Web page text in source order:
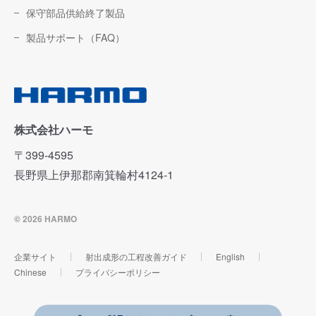
株式会社ハーモ
〒399-4595
長野県上伊那郡南箕輪村4124-1
© 2026 HARMO
保守部品供給終了製品
製品サポート（FAQ）
企業サイト 射出成形の工程改善ガイド
English
Chinese
プライバシーポリシー